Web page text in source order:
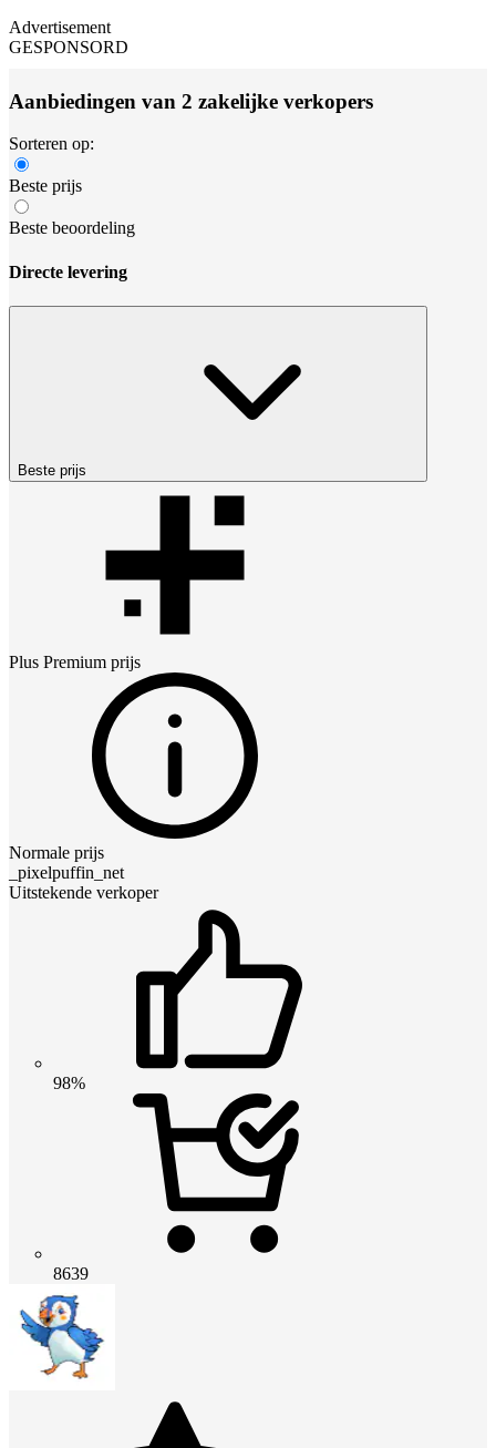
Advertisement
GESPONSORD
Aanbiedingen van 2 zakelijke verkopers
Sorteren op:
Beste prijs
Beste beoordeling
Directe levering
Beste prijs
Plus Premium prijs
Normale prijs
_pixelpuffin_net
Uitstekende verkoper
98%
8639